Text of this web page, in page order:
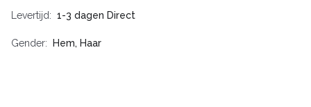
Levertijd 1-3 dagen Direct
Gender Hem, Haar